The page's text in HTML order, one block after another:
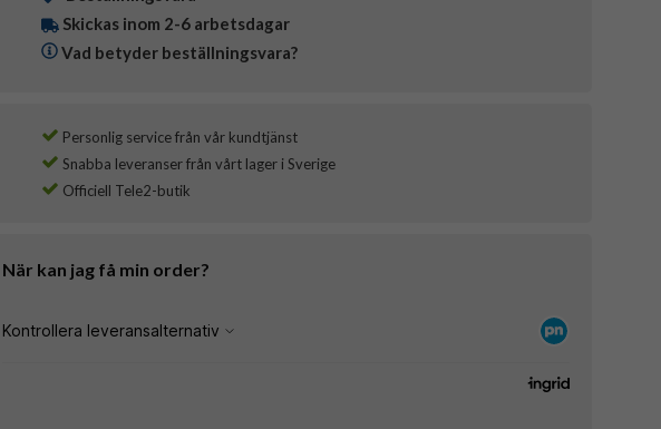
Skickas inom 2-6 arbetsdagar
Vad betyder beställningsvara?
Personlig service från vår kundtjänst
Snabba leveranser från vårt lager i Sverige
Officiell Tele2-butik
När kan jag få min order?